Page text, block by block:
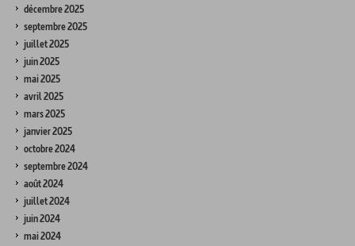
décembre 2025
septembre 2025
juillet 2025
juin 2025
mai 2025
avril 2025
mars 2025
janvier 2025
octobre 2024
septembre 2024
août 2024
juillet 2024
juin 2024
mai 2024